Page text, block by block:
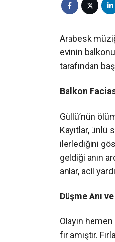
Arabesk
evinin
tarafından
Balkon
Güllü’nün
Kayıtlar, ünlü
ilerlediğini
geldiği anın
anlar, acil
Düşme Anı
Olayın hemen
fırlamıştır.